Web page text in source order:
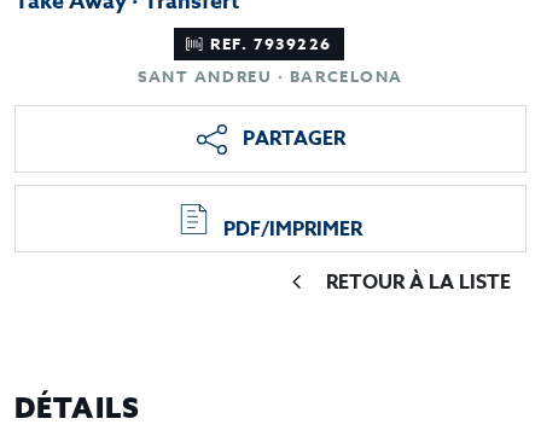
REF. 7939226
SANT ANDREU · BARCELONA
PARTAGER
PDF/IMPRIMER
RETOUR À LA LISTE
DÉTAILS